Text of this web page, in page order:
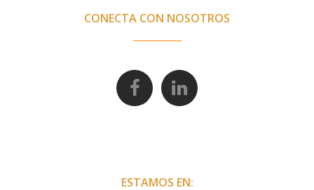
CONECTA CON NOSOTROS
ESTAMOS EN: